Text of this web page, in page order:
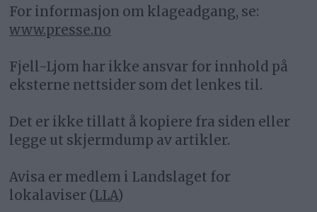
For informasjon om klageadgang, se:
www.presse.no
Fjell-Ljom har ikke ansvar for innhold på
eksterne nettsider som det lenkes til.
Det er ikke tillatt å kopiere fra siden eller
legge ut skjermdump av artikler.
Avisa er medlem i Landslaget for
lokalaviser (LLA)